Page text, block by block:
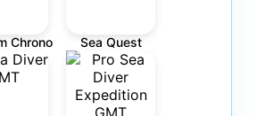
Chrono Sea Quest